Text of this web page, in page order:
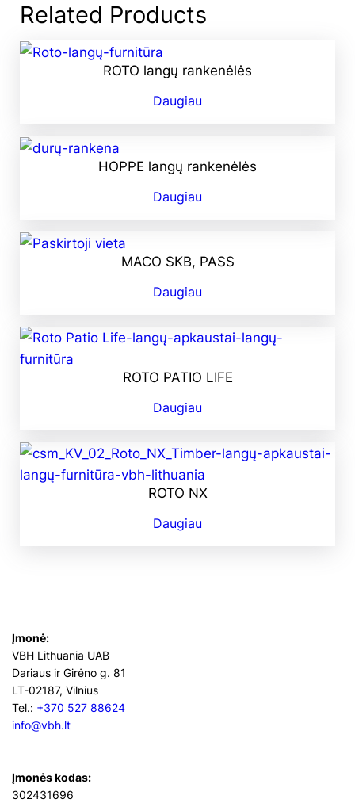
Related Products
ROTO langų rankenėlės
Daugiau
HOPPE langų rankenėlės
Daugiau
MACO SKB, PASS
Daugiau
ROTO PATIO LIFE
Daugiau
ROTO NX
Daugiau
Įmonė:
VBH Lithuania UAB
Dariaus ir Girėno g. 81
LT-02187, Vilnius
Tel.: +370 527 88624
info@vbh.lt
Įmonės kodas:
302431696